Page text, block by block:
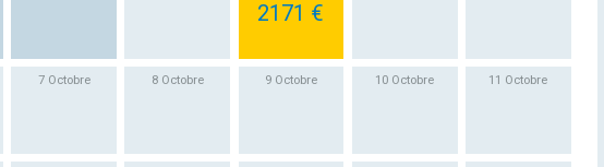
2171 €
7 Octobre 8 Octobre 9 Octobre 10 Octobre 11 Octobre